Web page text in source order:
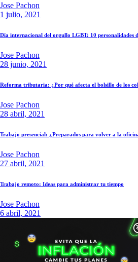
Jose Pachon
1 julio, 2021
Día internacional del orgullo LGBT: 10 personalidades
Jose Pachon
28 junio, 2021
Reforma tributaria: ¿Por qué afecta el bolsillo de los
Jose Pachon
28 abril, 2021
Trabajo presencial: ¿Preparados para volver a la
Jose Pachon
27 abril, 2021
Trabajo remoto: Ideas para administrar tu tiempo
Jose Pachon
6 abril, 2021